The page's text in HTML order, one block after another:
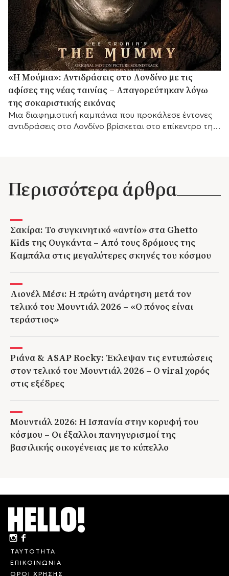
«Η Μούμια»: Αντιδράσεις στο Λονδίνο με τις
αφίσες της νέας ταινίας – Απαγορεύτηκαν λόγω
της σοκαριστικής εικόνας
Μια διαφημιστική καμπάνια που προκάλεσε έντονες
αντιδράσεις στο Λονδίνο βρίσκεται στο επίκεντρο της
Περισσότερα άρθρα
Σακίρα: Το συγκινητικό «αντίο» στα Ghetto
Kids της Ουγκάντα – Από τους δρόμους της
Καμπάλα στις μεγαλύτερες σκηνές του κόσμου
Λιονέλ Μέσι: Η πρώτη ανάρτηση μετά τον
τελικό του Μουντιάλ 2026 – «Ο πόνος είναι
τεράστιος»
Ριάνα & A$AP Rocky: Έκλεψαν τις εντυπώσεις
στον τελικό του Μουντιάλ 2026 – Ο viral χορός
στις εξέδρες
Μουντιάλ 2026: Η Ισπανία στην κορυφή του
κόσμου – Οι έξαλλοι πανηγυρισμοί της
βασιλικής οικογένειας με το κύπελλο
ΤΑΥΤΟΤΗΤΑ
ΕΠΙΚΟΙΝΩΝΙΑ
ΟΡΟΙ ΧΡΗΣΗΣ